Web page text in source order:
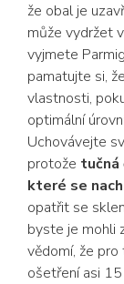
že obal je
může vydržet
vyjmete
pamatujte si,
vlastnosti,
optimální
Uchovávejte
protože tučná
které se
opatřit se
byste je mohli
vědomí, že
ošetření asi